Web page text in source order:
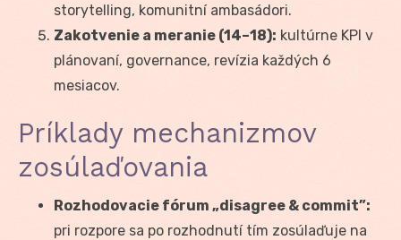
storytelling, komunitní ambasádori.
Zakotvenie a meranie (14–18): kultúrne KPI v
plánovaní, governance, revízia každých 6
mesiacov.
Príklady mechanizmov
zosúlaďovania
Rozhodovacie fórum „disagree & commit”:
pri rozpore sa po rozhodnutí tím zosúlaďuje na